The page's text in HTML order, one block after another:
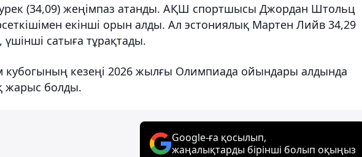
(34,09) жеңімпаз атанды. АҚШ спортшысы Джордан Штольц
екінші орын алды. Ал эстониялық Мартен Лийв 34,29
үшінші сатыға тұрақтады.
кубогының кезеңі 2026 жылғы Олимпиада ойындары алдында
жарыс болды.
Google-ға қосылып,
жаңалықтарды бірінші болып оқыңыз